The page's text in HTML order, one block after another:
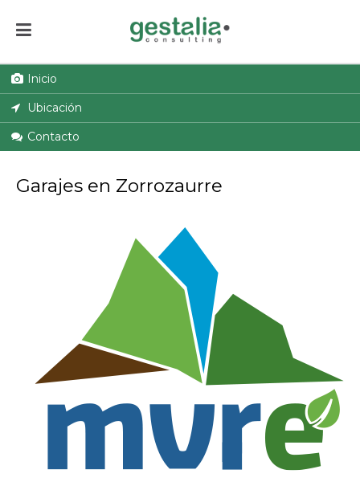
Inicio
Ubicación
Contacto
Garajes en Zorrozaurre